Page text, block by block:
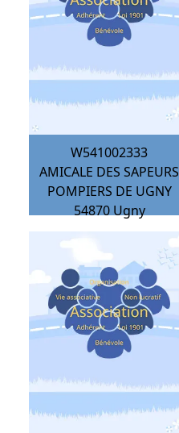
W541002333
AMICALE DES SAPEURS
POMPIERS DE UGNY
54870 Ugny